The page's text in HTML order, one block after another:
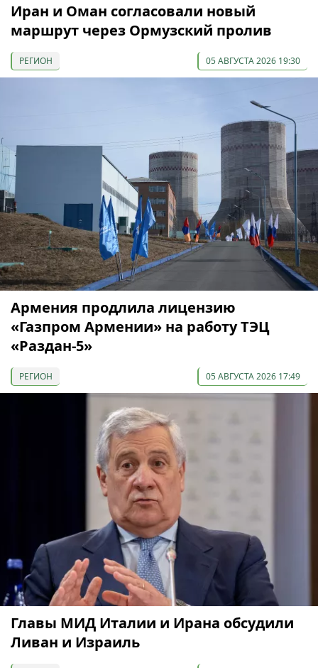
Иран и Оман согласовали новый
маршрут через Ормузский пролив
РЕГИОН 05 АВГУСТА 2026 19:30
Армения продлила лицензию
«Газпром Армении» на работу ТЭЦ
«Раздан-5»
РЕГИОН 05 АВГУСТА 2026 17:49
Главы МИД Италии и Ирана обсудили
Ливан и Израиль